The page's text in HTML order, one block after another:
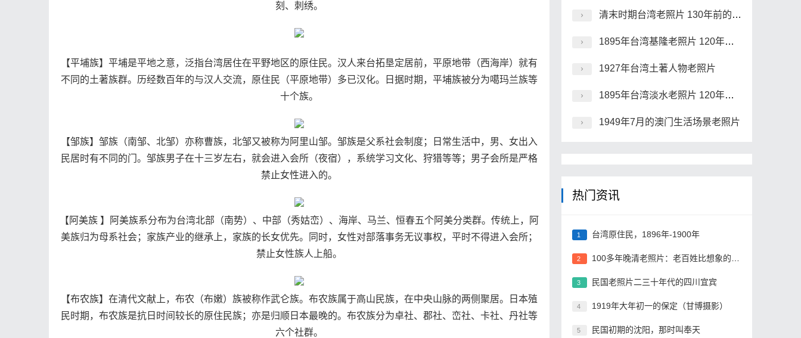
刻、刺绣。
【平埔族】平埔是平地之意，泛指台湾居住在平野地区的原住民。汉人来台拓垦定居前，平原地带（西海岸）就有
不同的土著族群。历经数百年的与汉人交流，原住民（平原地带）多已汉化。日据时期，平埔族被分为噶玛兰族等
十个族。
【邹族】邹族（南邹、北邹）亦称曹族，北邹又被称为阿里山邹。邹族是父系社会制度；日常生活中，男、女出入
民居时有不同的门。邹族男子在十三岁左右，就会进入会所（夜宿），系统学习文化、狩猎等等；男子会所是严格
禁止女性进入的。
【阿美族 】阿美族系分布为台湾北部（南势）、中部（秀姑峦）、海岸、马兰、恒春五个阿美分类群。传统上，阿
美族归为母系社会；家族产业的继承上，家族的长女优先。同时，女性对部落事务无议事权，平时不得进入会所；
禁止女性族人上船。
【布农族】在清代文献上，布农（布嫩）族被称作武仑族。布农族属于高山民族，在中央山脉的两侧聚居。日本殖
民时期，布农族是抗日时间较长的原住民族；亦是归顺日本最晚的。布农族分为卓社、郡社、峦社、卡社、丹社等
六个社群。
清末时期台湾老照片 130年前的台湾原住民族风貌一览
1895年台湾基隆老照片 120年前的基隆港及炮台
1927年台湾土著人物老照片
1895年台湾淡水老照片 120年前的沪尾炮台及市街风貌
1949年7月的澳门生活场景老照片
热门资讯
1 台湾原住民，1896年-1900年
2 100多年晚清老照片：老百姓比想象的贫穷
3 民国老照片二三十年代的四川宜宾
4 1919年大年初一的保定（甘博摄影）
5 民国初期的沈阳，那时叫奉天